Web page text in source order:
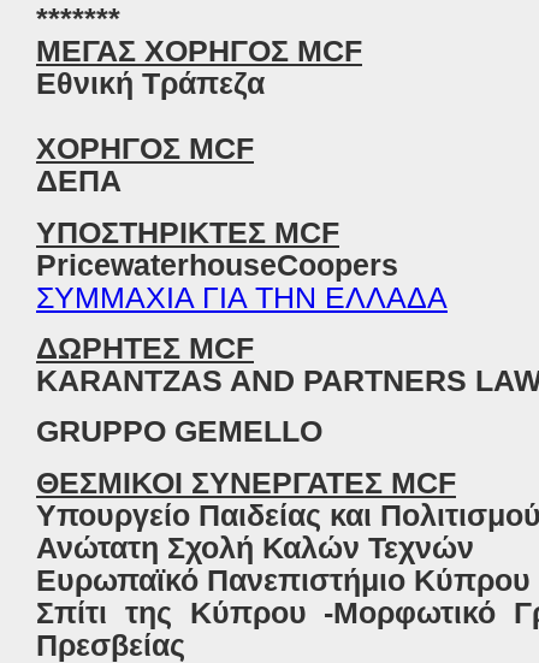
*******
ΜΕΓΑΣ ΧΟΡΗΓΟΣ MCF
Εθνική Τράπεζα
ΧΟΡΗΓΟΣ MCF
ΔΕΠΑ
ΥΠΟΣΤΗΡΙΚΤΕΣ MCF
PricewaterhouseCoopers
ΣΥΜΜΑΧΙΑ ΓΙΑ ΤΗΝ ΕΛΛΑΔΑ
ΔΩΡΗΤΕΣ MCF
KARANTZAS AND PARTNERS
GRUPPO GEMELLO
ΘΕΣΜΙΚΟΙ ΣΥΝΕΡΓΑΤΕΣ MCF
Υπουργείο Παιδείας και
Ανώτατη Σχολή Καλών Τεχνών
Ευρωπαϊκό Πανεπιστήμιο Κύπρου
Σπίτι της Κύπρου -Μορφωτικό
Πρεσβείας